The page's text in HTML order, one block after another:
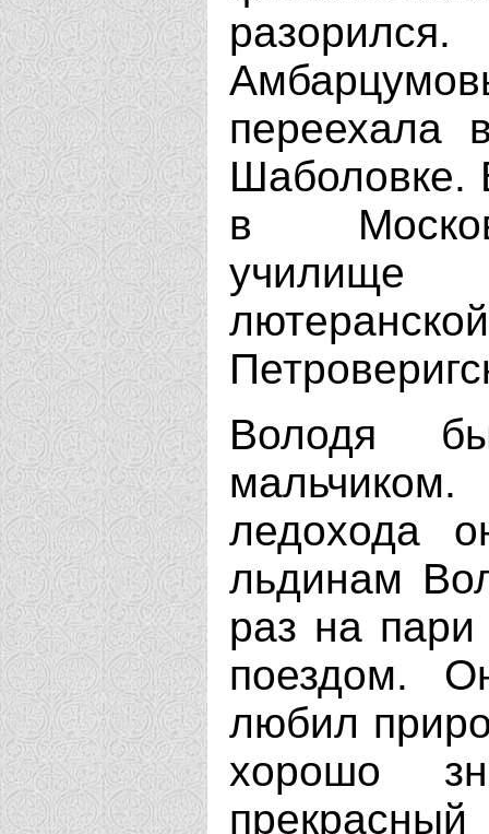
переехала
Шаболовке.
в
училище
Володя
ледохода
льдинам
раз на
поездом.
любил
хорошо